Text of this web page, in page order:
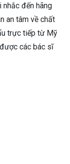
nhắc đến hãng
an tâm về chất
trực tiếp từ Mỹ
các bác sĩ